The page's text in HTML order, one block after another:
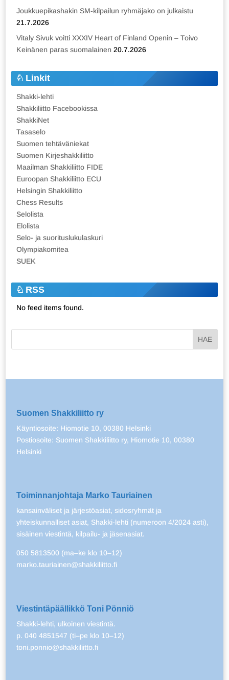
Joukkuepikashakin SM-kilpailun ryhmäjako on julkaistu
21.7.2026
Vitaly Sivuk voitti XXXIV Heart of Finland Openin – Toivo
Keinänen paras suomalainen 20.7.2026
Linkit
Shakki-lehti
Shakkiliitto Facebookissa
ShakkiNet
Tasaselo
Suomen tehtäväniekat
Suomen Kirjeshakkiliitto
Maailman Shakkiliitto FIDE
Euroopan Shakkiliitto ECU
Helsingin Shakkiliitto
Chess Results
Selolista
Elolista
Selo- ja suorituslukulaskuri
Olympiakomitea
SUEK
RSS
No feed items found.
Suomen Shakkiliitto ry
Käyntiosoite: Hiomotie 10, 00380 Helsinki
Postiosoite: Suomen Shakkiliitto ry, Hiomotie 10, 00380
Helsinki
Toiminnanjohtaja Marko Tauriainen
kansainväliset ja järjestöasiat, sidosryhmät ja
yhteiskunnalliset asiat, Shakki-lehti (numeroon 4/2024 asti),
sisäinen viestintä, kilpailu- ja jäsenasiat.
050 5813500 (ma–ke klo 10–12)
marko.tauriainen@shakkiliitto.fi
Viestintäpäällikkö Toni Pönniö
Shakki-lehti, ulkoinen viestintä.
p. 040 4851547 (ti–pe klo 10–12)
toni.ponnio@shakkiliitto.fi